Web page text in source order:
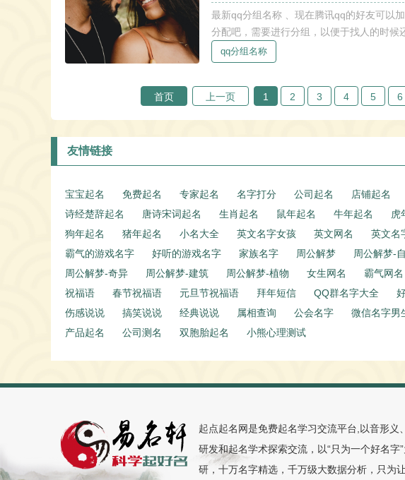
最新qq分组名称 、现在腾讯qq的好友可以
分配吧，需要进行分组，以便于找人的时候
地为大家收集整理了最新的QQ好友分组，
qq分组名称
首页 上一页 1 2 3 4 5 6
友情链接
宝宝起名 免费起名 专家起名 名字打分 公司起名 店铺起名
诗经楚辞起名
唐诗宋词起名 生肖起名 鼠年起名 牛年起名 虎
狗年起名
猪年起名 小名大全 英文名字女孩 英文网名 英文名
霸气的游戏名字
好听的游戏名字 家族名字 周公解梦 周公解梦-
周公解梦-奇异
周公解梦-建筑 周公解梦-植物 女生网名 霸气网名
祝福语
春节祝福语 元旦节祝福语 拜年短信 QQ群名字大全
伤感说说
搞笑说说 经典说说 属相查询 公会名字 微信名字男
产品起名
公司测名 双胞胎起名 小熊心理测试
起点起名网是免费起名学习交流平台,以音形
研发和起名学术探索交流，以“只为一个好名
研，十万名字精选，千万级大数据分析，只为